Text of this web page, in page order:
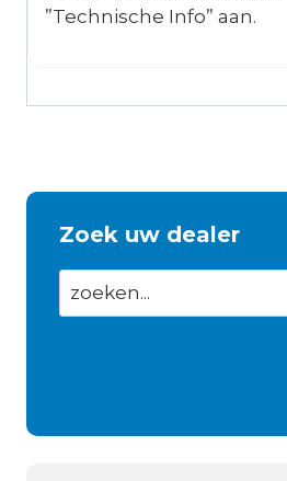
”Technische Info” aan.
Zoek uw dealer